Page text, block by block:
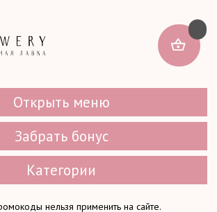
бонус
через мессенджеры,
— и скидка будет учтена.
за неудобство🙏🏻🩷